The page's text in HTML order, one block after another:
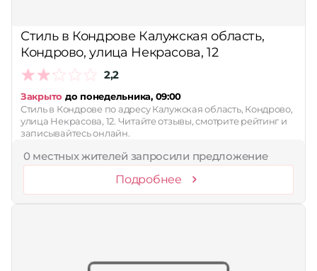
Стиль в Кондрове Калужская область,
Кондрово, улица Некрасова, 12
2,2
Закрыто до понедельника, 09:00
Стиль в Кондрове по адресу Калужская область, Кондрово,
улица Некрасова, 12. Читайте отзывы, смотрите рейтинг и
записывайтесь онлайн.
0 местных жителей запросили предложение
Подробнее